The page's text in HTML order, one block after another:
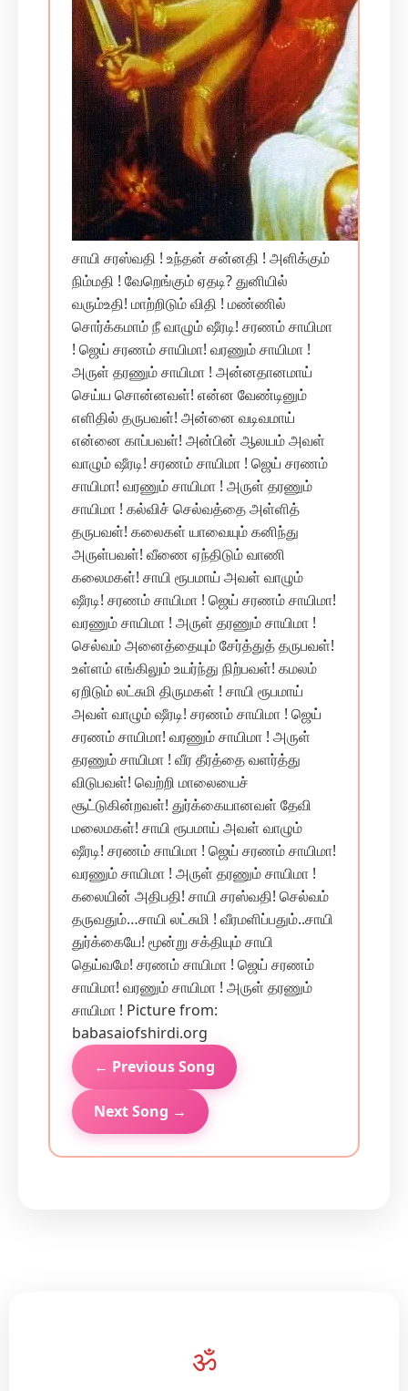
சாயி சரஸ்வதி ! உந்தன் சன்னதி ! அளிக்கும்
நிம்மதி ! வேறெங்கும் ஏதடி? துனியில்
வரும்உதி! மாற்றிடும் விதி ! மண்ணில்
சொர்க்கமாம் நீ வாழும் ஷீரடி! சரணம் சாயிமா
! ஜெய் சரணம் சாயிமா! வரணும் சாயிமா !
அருள் தரணும் சாயிமா ! அன்னதானமாய்
செய்ய சொன்னவள்! என்ன வேண்டினும்
எளிதில் தருபவள்! அன்னை வடிவமாய்
என்னை காப்பவள்! அன்பின் ஆலயம் அவள்
வாழும் ஷீரடி! சரணம் சாயிமா ! ஜெய் சரணம்
சாயிமா! வரணும் சாயிமா ! அருள் தரணும்
சாயிமா ! கல்விச் செல்வத்தை அள்ளித்
தருபவள்! கலைகள் யாவையும் கனிந்து
அருள்பவள்! வீணை ஏந்திடும் வாணி
கலைமகள்! சாயி ரூபமாய் அவள் வாழும்
ஷீரடி! சரணம் சாயிமா ! ஜெய் சரணம் சாயிமா!
வரணும் சாயிமா ! அருள் தரணும் சாயிமா !
செல்வம் அனைத்தையும் சேர்த்துத் தருபவள்!
உள்ளம் எங்கிலும் உயர்ந்து நிற்பவள்! கமலம்
ஏறிடும் லட்சுமி திருமகள் ! சாயி ரூபமாய்
அவள் வாழும் ஷீரடி! சரணம் சாயிமா ! ஜெய்
சரணம் சாயிமா! வரணும் சாயிமா ! அருள்
தரணும் சாயிமா ! வீர தீரத்தை வளர்த்து
விடுபவள்! வெற்றி மாலையைச்
சூட்டுகின்றவள்! துர்க்கையானவள் தேவி
மலைமகள்! சாயி ரூபமாய் அவள் வாழும்
ஷீரடி! சரணம் சாயிமா ! ஜெய் சரணம் சாயிமா!
வரணும் சாயிமா ! அருள் தரணும் சாயிமா !
கலையின் அதிபதி! சாயி சரஸ்வதி! செல்வம்
தருவதும்…சாயி லட்சுமி ! வீரமளிப்பதும்..சாயி
துர்க்கையே! மூன்று சக்தியும் சாயி
தெய்வமே! சரணம் சாயிமா ! ஜெய் சரணம்
சாயிமா! வரணும் சாயிமா ! அருள் தரணும்
சாயிமா ! Picture from:
babasaiofshirdi.org
← Previous Song
Next Song →
ॐ